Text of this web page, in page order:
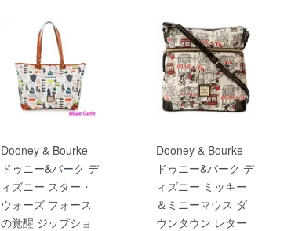
Dooney & Bourke
ドゥニー&バーク デ
ィズニー スター・
ウォーズ フォース
の覚醒 ジップショ
Dooney & Bourke
ドゥニー&バーク デ
ィズニー ミッキー
＆ミニーマウス ダ
ウンタウン レター